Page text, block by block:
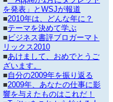
を発表」とWSJが報道
■2010年は、どんな年に？
■テーマを決めて学ぶ
■ ビジネス書評ブロガーマト
リックス2010
■あけまして、おめでとうご
ざいます。
■自分の2009年を振り返る
■2009年、あなたの仕事に影
響を与えたものはこれだ！